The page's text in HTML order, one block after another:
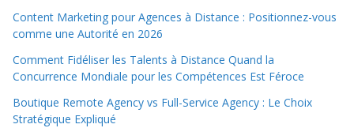
Content Marketing pour Agences à Distance : Positionnez-vous
comme une Autorité en 2026
Comment Fidéliser les Talents à Distance Quand la
Concurrence Mondiale pour les Compétences Est Féroce
Boutique Remote Agency vs Full-Service Agency : Le Choix
Stratégique Expliqué